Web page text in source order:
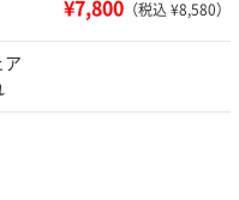
¥7,800 （税込 ¥8,580）
ア